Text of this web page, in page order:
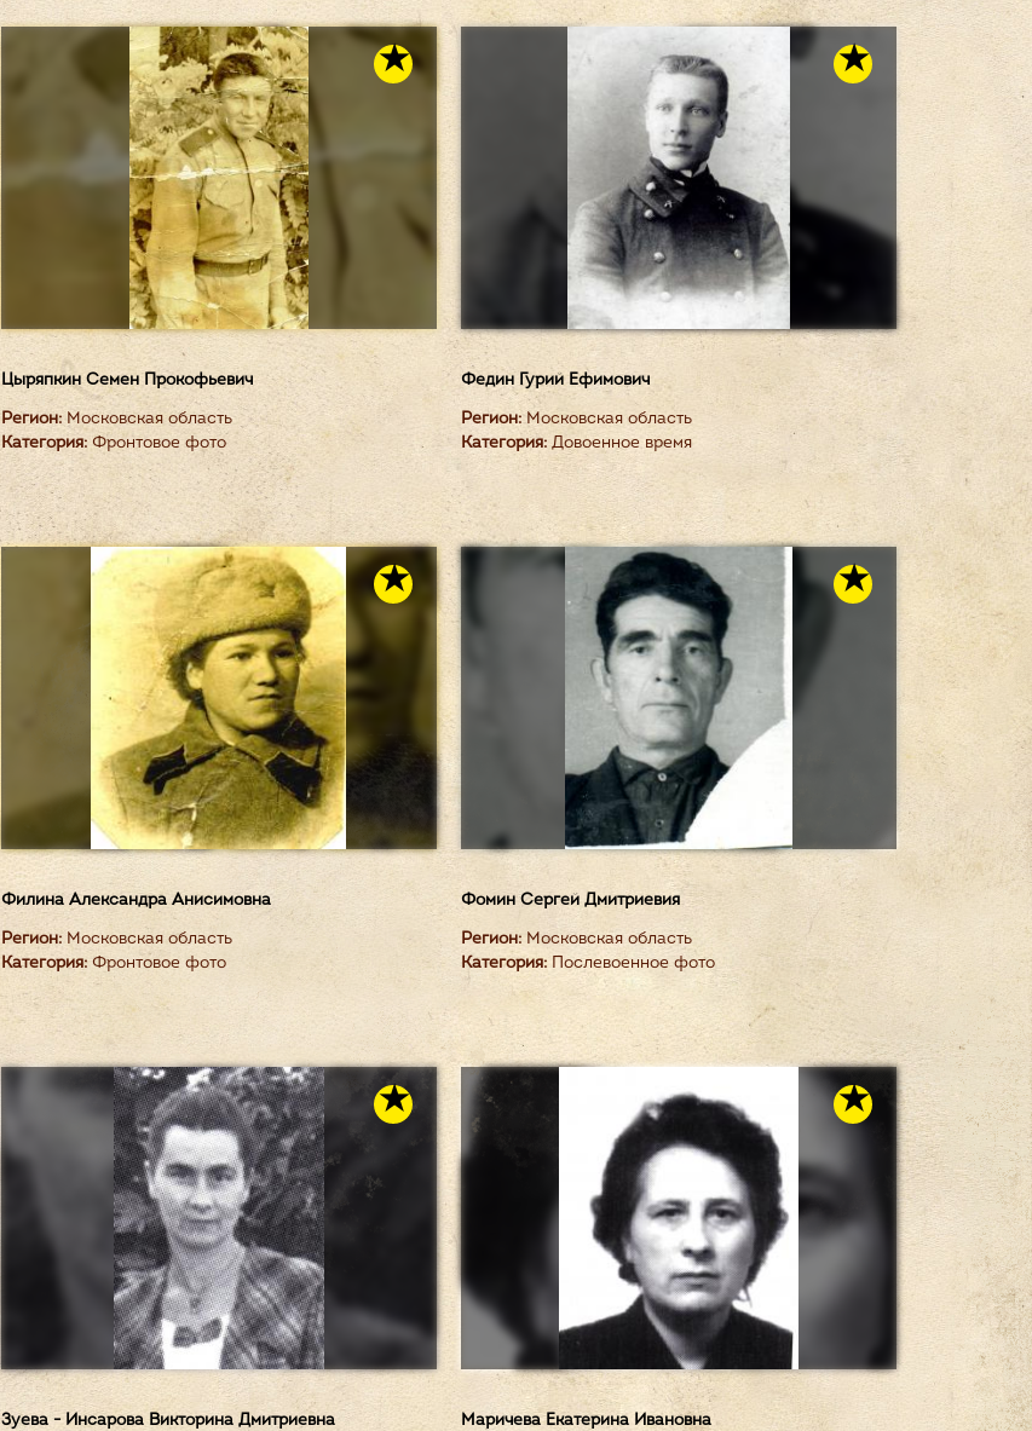
Цыряпкин Семен Прокофьевич
Регион:Московская область
Категория:Фронтовое фото
Федин Гурий Ефимович
Регион:Московская область
Категория:Довоенное время
Филина Александра Анисимовна
Регион:Московская область
Категория:Фронтовое фото
Фомин Сергей Дмитриевия
Регион:Московская область
Категория:Послевоенное фото
Зуева - Инсарова Викторина Дмитриевна Маричева Екатерина Ивановна